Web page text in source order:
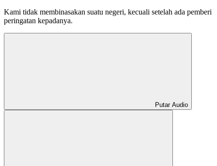
Kami tidak membinasakan suatu negeri, kecuali setelah ada pemberi
peringatan kepadanya.
Putar Audio